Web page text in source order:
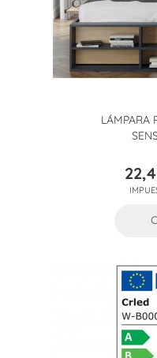
LÁMPARA